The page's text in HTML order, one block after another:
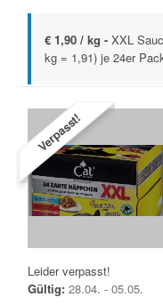
€ 1,90 / kg - XXL
kg = 1,91) je 24er
Verpasst!
Leider verpasst!
Gültig: 28.04. - 05.05.